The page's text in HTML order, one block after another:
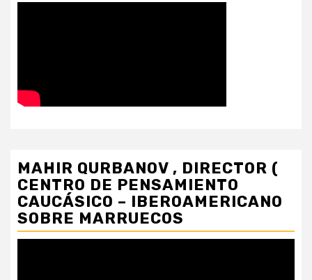
MAHIR QURBANOV , DIRECTOR (
CENTRO DE PENSAMIENTO
CAUCÁSICO – IBEROAMERICANO
SOBRE MARRUECOS